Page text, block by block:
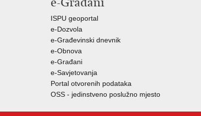
ISPU geoportal
e-Dozvola
e-Građevinski dnevnik
e-Obnova
e-Građani
e-Savjetovanja
Portal otvorenih podataka
OSS - jedinstveno poslužno mjesto